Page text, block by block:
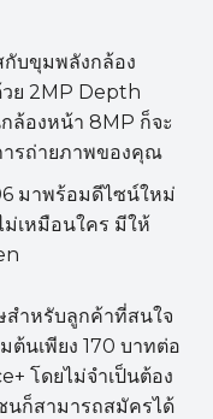
กับขุมพลังกล้อง
ย 2MP Depth
ล้องหน้า 8MP ก็จะ
ารถ่ายภาพของคุณ
มาพร้อมดีไซน์ใหม่
ม่เหมือนใคร มีให้
สำหรับลูกค้าที่สนใจ
ต้นเพียง 170 บาทต่อ
โดยไม่จำเป็นต้อง
นก็สามารถสมัครได้